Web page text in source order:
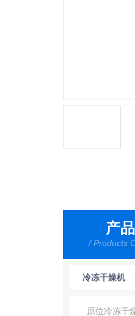
产
/ Products
冷冻干燥机
原位冷冻干